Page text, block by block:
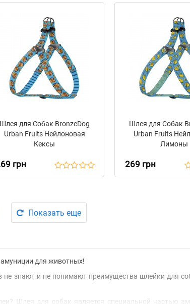
Шлея для Собак BronzeDog
Urban Fruits Нейлоновая
Кексы
грн
Шлея для Собак
Urban Fruits
Лимоны
269 грн
Показать еще
для животных!
знают и не понимают преимущества шлейки для
Шлея для собак является специальной частью